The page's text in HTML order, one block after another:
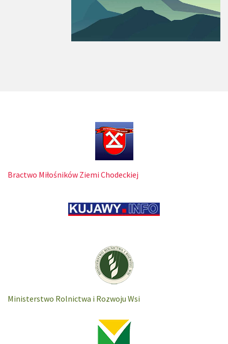
Bractwo Miłośników Ziemi Chodeckiej
Ministerstwo Rolnictwa i Rozwoju Wsi